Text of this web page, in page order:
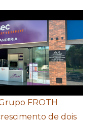
FROTH
de dois